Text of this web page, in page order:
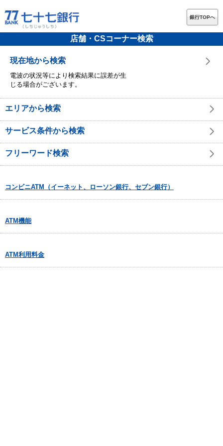
銀行TOPへ
店舗・CSコーナー検索
現在地から検索
電波の状況等により検索結果に誤差が生
じる場合がございます。
エリアから検索
サービス条件から検索
フリーワード検索
コンビニATM（イーネット、ローソン銀行、セブン銀行）
ATM機能
ATM利用料金